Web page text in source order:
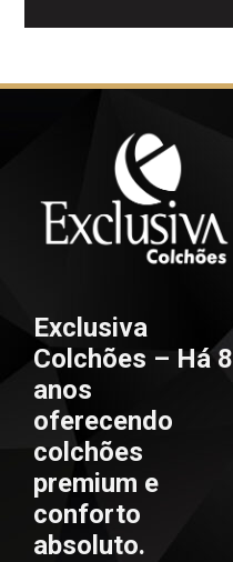
Exclusiva
Colchões – Há 8
anos
oferecendo
colchões
premium e
conforto
absoluto.